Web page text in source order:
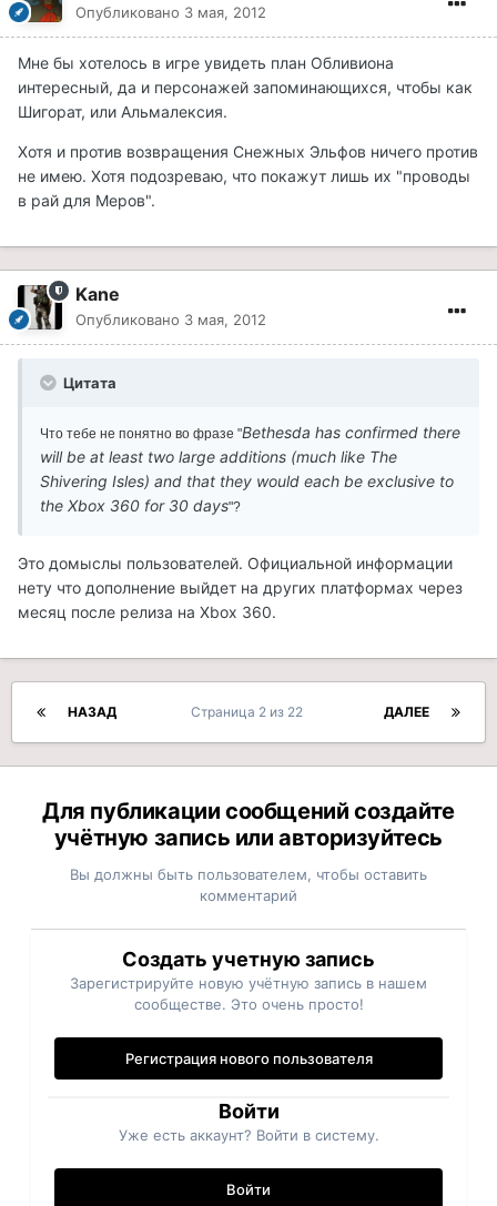
Опубликовано 3 мая, 2012
Мне бы хотелось в игре увидеть план Обливиона
интересный, да и персонажей запоминающихся, чтобы как
Шигорат, или Альмалексия.
Хотя и против возвращения Снежных Эльфов ничего против
не имею. Хотя подозреваю, что покажут лишь их "проводы
в рай для Меров".
Kane
Опубликовано 3 мая, 2012
Цитата
Что тебе не понятно во фразе "Bethesda has confirmed there
will be at least two large additions (much like The
Shivering Isles) and that they would each be exclusive to
the Xbox 360 for 30 days"?
Это домыслы пользователей. Официальной информации
нету что дополнение выйдет на других платформах через
месяц после релиза на Xbox 360.
НАЗАД ДАЛЕЕ
Страница 2 из 22
Для публикации сообщений создайте
учётную запись или авторизуйтесь
Вы должны быть пользователем, чтобы оставить
комментарий
Создать учетную запись
Зарегистрируйте новую учётную запись в нашем
сообществе. Это очень просто!
Регистрация нового пользователя
Войти
Уже есть аккаунт? Войти в систему.
Войти